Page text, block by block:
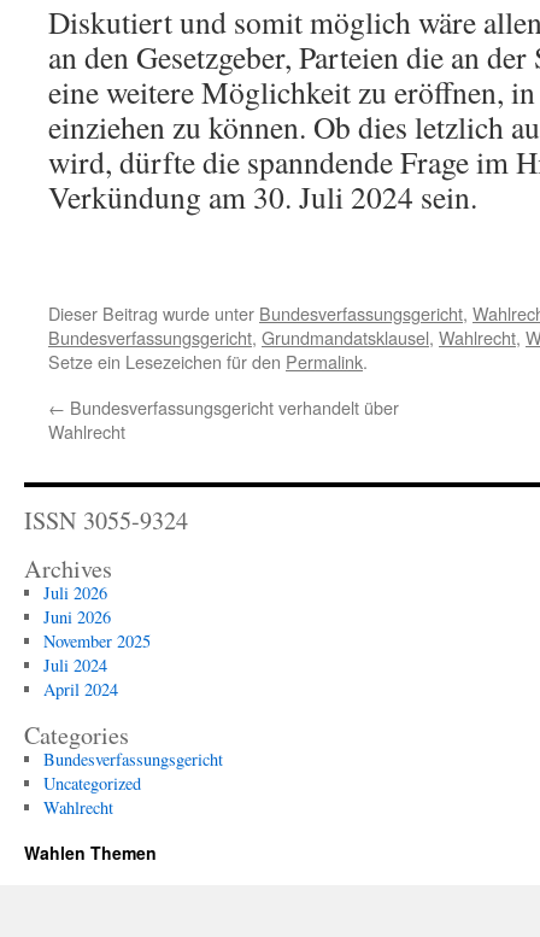
Diskutiert und somit möglich wäre
an den Gesetzgeber, Parteien die an
eine weitere Möglichkeit zu eröffnen,
einziehen zu können. Ob dies letzlich
wird, dürfte die spanndende Frage im
Verkündung am 30. Juli 2024 sein.
Dieser Beitrag wurde unter Bundesverfassungsgericht,
Bundesverfassungsgericht, Grundmandatsklausel, Wahlrecht,
Setze ein Lesezeichen für den Permalink.
← Bundesverfassungsgericht verhandelt über
Wahlrecht
ISSN 3055-9324
Archives
Juli 2026
Juni 2026
November 2025
Juli 2024
April 2024
Categories
Bundesverfassungsgericht
Uncategorized
Wahlrecht
Wahlen Themen